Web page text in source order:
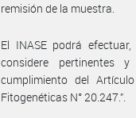
remisión de la muestra.
El INASE podrá
considere pertinentes
cumplimiento del
Fitogenéticas N° 20.247.”.